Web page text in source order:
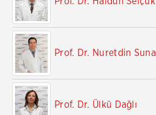
Prof. Dr. Nuretdin Suna
Prof. Dr. Ülkü Dağlı